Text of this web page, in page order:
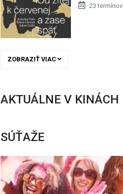
23 termínov
ZOBRAZIŤ VIAC
AKTUÁLNE V KINÁCH
SÚŤAŽE